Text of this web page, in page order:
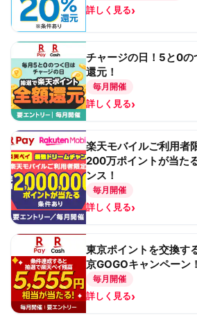
詳しく見る›
チャージの日！5と0の
還元！
毎月開催
詳しく見る›
楽天モバイルご利用者
200万ポイントが当た
ンス！
毎月開催
詳しく見る›
東京ポイントを交換す
京GOGOキャンペーン！
毎月開催
詳しく見る›